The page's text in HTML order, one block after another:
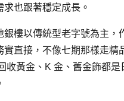
求也跟著穩定成長。
銀樓以傳統型老字號為主，
實直接，不像七期那樣走精
收黃金、K 金、舊金飾都是